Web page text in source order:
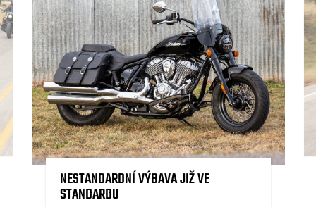
NESTANDARDNÍ VÝBAVA JIŽ VE
STANDARDU